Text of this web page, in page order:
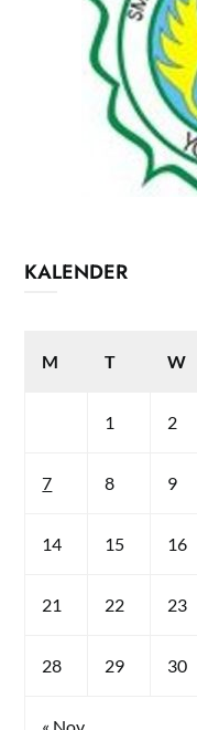
KALENDER
M T W
« Nov
1 2
7 8 9
14 15 16
21 22 23
28 29 30